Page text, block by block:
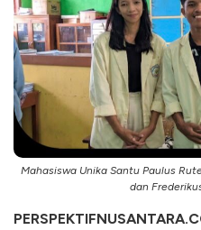
Mahasiswa Unika Santu Paulus
dan